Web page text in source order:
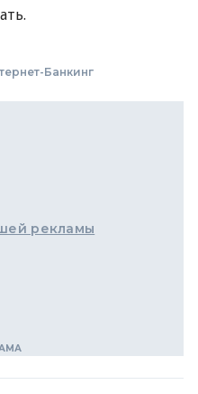
Банкинг
рекламы